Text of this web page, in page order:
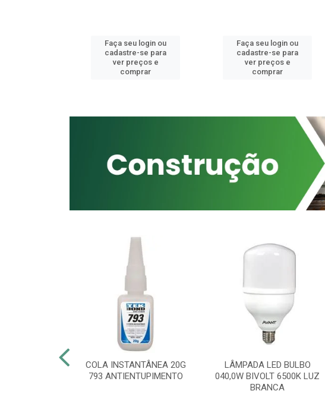
Faça seu login ou
cadastre-se para
ver preços e
comprar
Faça seu login ou
cadastre-se para
ver preços e
comprar
COLA INSTANTÂNEA 20G
793 ANTIENTUPIMENTO
LÂMPADA LED BULBO
040,0W BIVOLT 6500K LUZ
BRANCA